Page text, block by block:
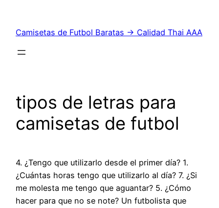
contenido
Camisetas de Futbol Baratas → Calidad Thai AAA
tipos de letras para
camisetas de futbol
4. ¿Tengo que utilizarlo desde el primer día? 1.
¿Cuántas horas tengo que utilizarlo al día? 7. ¿Si
me molesta me tengo que aguantar? 5. ¿Cómo
hacer para que no se note? Un futbolista que